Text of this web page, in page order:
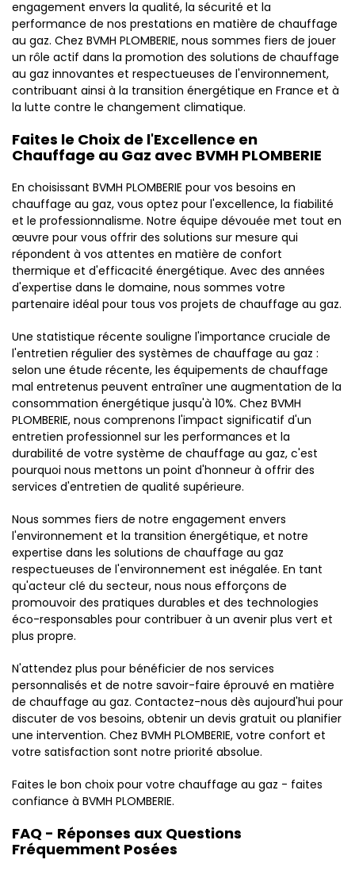
engagement envers la qualité, la sécurité et la
performance de nos prestations en matière de chauffage
au gaz. Chez BVMH PLOMBERIE, nous sommes fiers de jouer
un rôle actif dans la promotion des solutions de chauffage
au gaz innovantes et respectueuses de l'environnement,
contribuant ainsi à la transition énergétique en France et à
la lutte contre le changement climatique.
Faites le Choix de l'Excellence en
Chauffage au Gaz avec BVMH PLOMBERIE
En choisissant BVMH PLOMBERIE pour vos besoins en
chauffage au gaz, vous optez pour l'excellence, la fiabilité
et le professionnalisme. Notre équipe dévouée met tout en
œuvre pour vous offrir des solutions sur mesure qui
répondent à vos attentes en matière de confort
thermique et d'efficacité énergétique. Avec des années
d'expertise dans le domaine, nous sommes votre
partenaire idéal pour tous vos projets de chauffage au gaz.
Une statistique récente souligne l'importance cruciale de
l'entretien régulier des systèmes de chauffage au gaz :
selon une étude récente, les équipements de chauffage
mal entretenus peuvent entraîner une augmentation de la
consommation énergétique jusqu'à 10%. Chez BVMH
PLOMBERIE, nous comprenons l'impact significatif d'un
entretien professionnel sur les performances et la
durabilité de votre système de chauffage au gaz, c'est
pourquoi nous mettons un point d'honneur à offrir des
services d'entretien de qualité supérieure.
Nous sommes fiers de notre engagement envers
l'environnement et la transition énergétique, et notre
expertise dans les solutions de chauffage au gaz
respectueuses de l'environnement est inégalée. En tant
qu'acteur clé du secteur, nous nous efforçons de
promouvoir des pratiques durables et des technologies
éco-responsables pour contribuer à un avenir plus vert et
plus propre.
N'attendez plus pour bénéficier de nos services
personnalisés et de notre savoir-faire éprouvé en matière
de chauffage au gaz. Contactez-nous dès aujourd'hui pour
discuter de vos besoins, obtenir un devis gratuit ou planifier
une intervention. Chez BVMH PLOMBERIE, votre confort et
votre satisfaction sont notre priorité absolue.
Faites le bon choix pour votre chauffage au gaz - faites
confiance à BVMH PLOMBERIE.
FAQ - Réponses aux Questions
Fréquemment Posées